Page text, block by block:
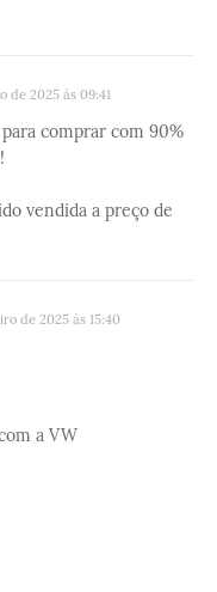
de 2025 às 09:41
comprar com 90%
vendida a preço de
de 2025 às 15:40
a VW